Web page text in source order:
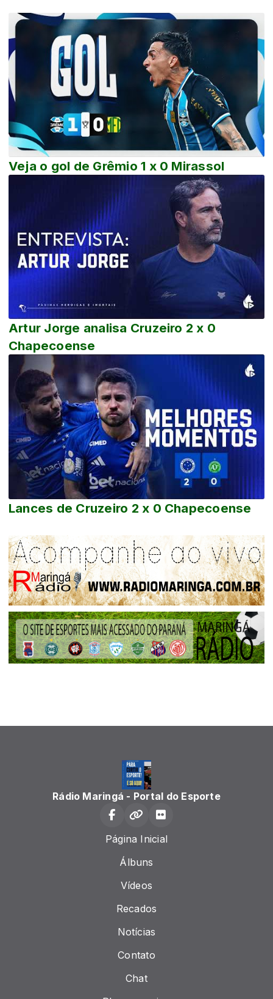
Veja o gol de Grêmio 1 x 0 Mirassol
Artur Jorge analisa Cruzeiro 2 x 0
Chapecoense
Lances de Cruzeiro 2 x 0 Chapecoense
Rádio Maringá - Portal do Esporte
Página Inicial
Álbuns
Vídeos
Recados
Notícias
Contato
Chat